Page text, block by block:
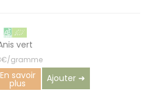
vert
gramme
En savoir
plus Ajouter ➜